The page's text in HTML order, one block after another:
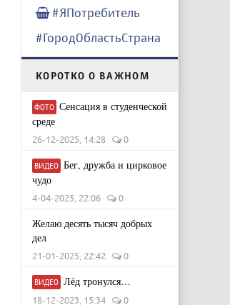
#ЯПотребитель
#ГородОбластьСтрана
КОРОТКО О ВАЖНОМ
ФОТО Сенсация в студенческой
среде
26-12-2025, 14:28 0
ВИДЕО Бег, дружба и цирковое
чудо
4-04-2025, 22:06 0
Желаю десять тысяч добрых
дел
21-01-2025, 22:42 0
ВИДЕО Лёд тронулся…
18-12-2023, 15:34 0